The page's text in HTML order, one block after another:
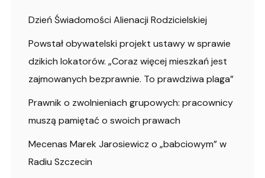
Dzień Świadomości Alienacji Rodzicielskiej
Powstał obywatelski projekt ustawy w sprawie
dzikich lokatorów. „Coraz więcej mieszkań jest
zajmowanych bezprawnie. To prawdziwa plaga”
Prawnik o zwolnieniach grupowych: pracownicy
muszą pamiętać o swoich prawach
Mecenas Marek Jarosiewicz o „babciowym” w
Radiu Szczecin